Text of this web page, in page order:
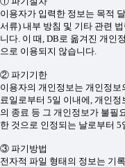
이용자가 입력한 정보는 목적
서류) 내부 방침 및 기타 관련
니다. 이 때, DB로 옮겨진 개인
으로 이용되지 않습니다.
② 파기기한
이용자의 개인정보는 개인정
료일로부터 5일 이내에, 개인
의 종료 등 그 개인정보가 불필
한 것으로 인정되는 날로부터
③ 파기방법
전자적 파일 형태의 정보는 기